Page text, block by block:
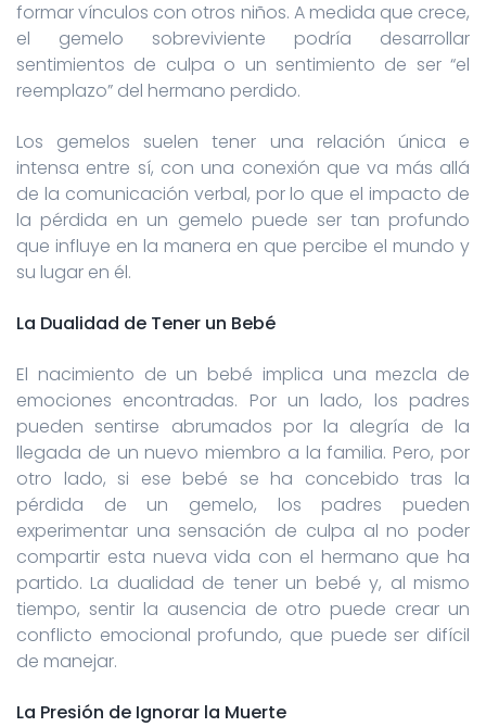
formar vínculos con otros niños. A medida que crece,
el gemelo sobreviviente podría desarrollar
sentimientos de culpa o un sentimiento de ser “el
reemplazo” del hermano perdido.
Los gemelos suelen tener una relación única e
intensa entre sí, con una conexión que va más allá
de la comunicación verbal, por lo que el impacto de
la pérdida en un gemelo puede ser tan profundo
que influye en la manera en que percibe el mundo y
su lugar en él.
La Dualidad de Tener un Bebé
El nacimiento de un bebé implica una mezcla de
emociones encontradas. Por un lado, los padres
pueden sentirse abrumados por la alegría de la
llegada de un nuevo miembro a la familia. Pero, por
otro lado, si ese bebé se ha concebido tras la
pérdida de un gemelo, los padres pueden
experimentar una sensación de culpa al no poder
compartir esta nueva vida con el hermano que ha
partido. La dualidad de tener un bebé y, al mismo
tiempo, sentir la ausencia de otro puede crear un
conflicto emocional profundo, que puede ser difícil
de manejar.
La Presión de Ignorar la Muerte